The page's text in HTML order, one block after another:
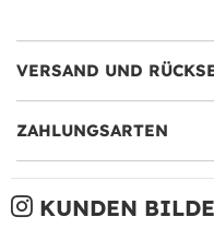
VERSAND UND
ZAHLUNGSARTEN
KUNDEN